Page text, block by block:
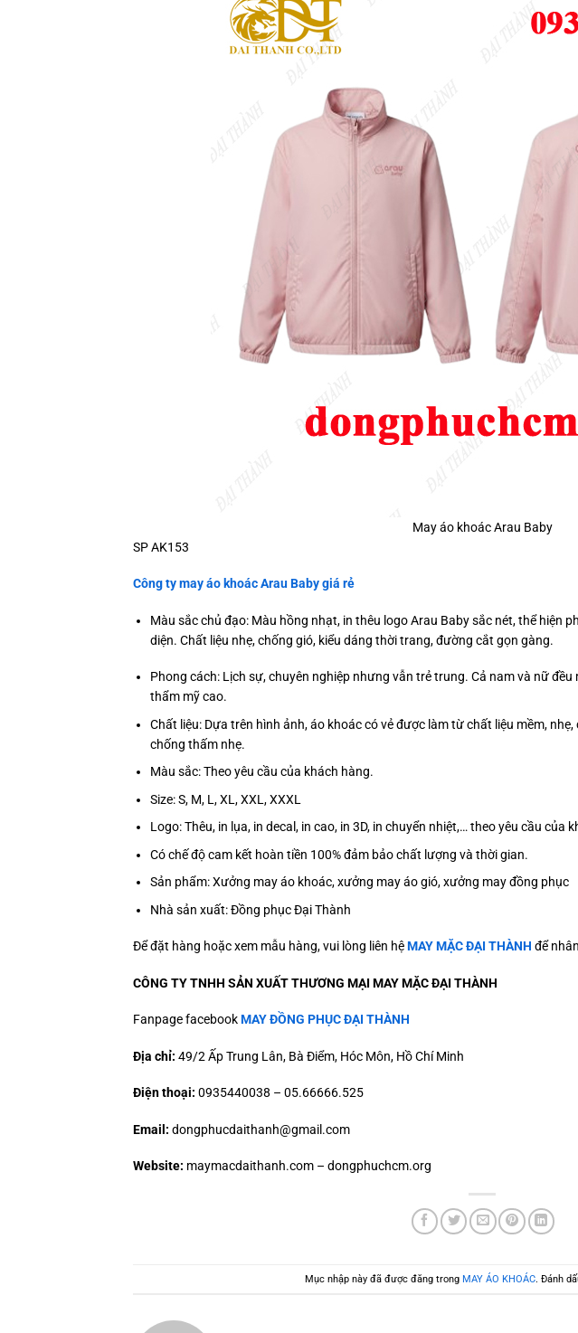
May áo khoác Arau Baby
SP AK153
Công ty may áo khoác Arau Baby giá rẻ
Màu sắc chủ đạo: Màu hồng nhạt, in thêu logo Arau Baby sắc nét, thể hiện
diện. Chất liệu nhẹ, chống gió, kiểu dáng thời trang, đường cắt gọn gàng.
Phong cách: Lịch sự, chuyên nghiệp nhưng vẫn trẻ trung. Cả nam và nữ
thẩm mỹ cao.
Chất liệu: Dựa trên hình ảnh, áo khoác có vẻ được làm từ chất liệu mềm,
chống thấm nhẹ.
Màu sắc: Theo yêu cầu của khách hàng.
Size: S, M, L, XL, XXL, XXXL
Logo: Thêu, in lụa, in decal, in cao, in 3D, in chuyển nhiệt,… theo yêu cầu của
Có chế độ cam kết hoàn tiền 100% đảm bảo chất lượng và thời gian.
Sản phẩm: Xưởng may áo khoác, xưởng may áo gió, xưởng may đồng phục
Nhà sản xuất: Đồng phục Đại Thành
Để đặt hàng hoặc xem mẫu hàng, vui lòng liên hệMAY MẶC ĐẠI THÀNH để
CÔNG TY TNHH SẢN XUẤT THƯƠNG MẠI MAY MẶC ĐẠI THÀNH
Fanpage facebookMAY ĐỒNG PHỤC ĐẠI THÀNH
Địa chỉ: 49/2 Ấp Trung Lân, Bà Điểm, Hóc Môn, Hồ Chí Minh
Điện thoại: 0935440038 – 05.66666.525
Email: dongphucdaithanh@gmail.com
Website: maymacdaithanh.com – dongphuchcm.org
Mục nhập này đã được đăng trong MAY ÁO KHOÁC. Đánh